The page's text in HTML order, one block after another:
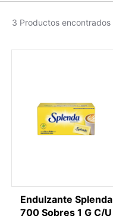
3 Productos encontrados
Endulzante Splenda
700 Sobres 1 G C/U